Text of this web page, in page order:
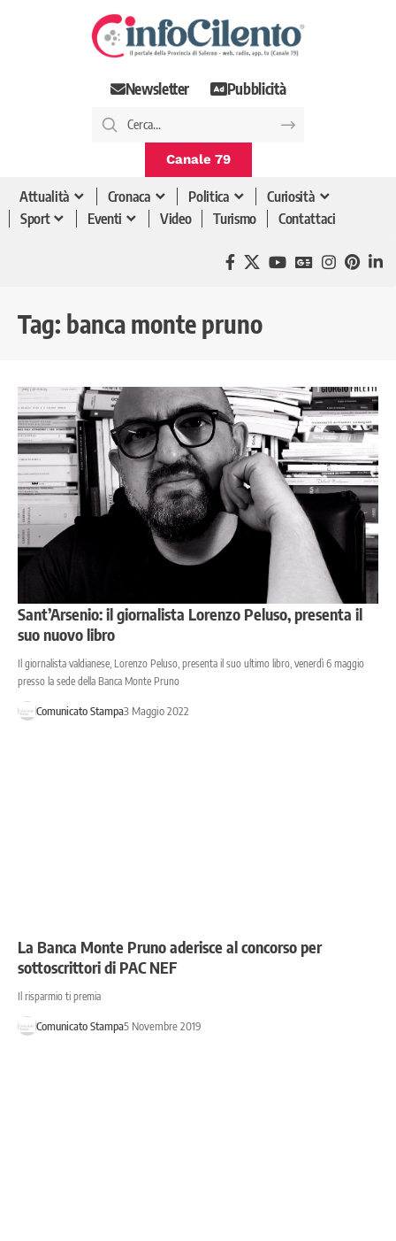
Newsletter Pubblicità
Canale 79
Attualità Cronaca Politica
Curiosità
Sport
Eventi Video Turismo Contattaci
Tag: banca monte pruno
Sant’Arsenio: il giornalista Lorenzo Peluso, presenta il
suo nuovo libro
Il giornalista valdianese, Lorenzo Peluso, presenta il suo ultimo libro, venerdì 6 maggio
presso la sede della Banca Monte Pruno
Comunicato Stampa3 Maggio 2022
La Banca Monte Pruno aderisce al concorso per
sottoscrittori di PAC NEF
Il risparmio ti premia
Comunicato Stampa5 Novembre 2019